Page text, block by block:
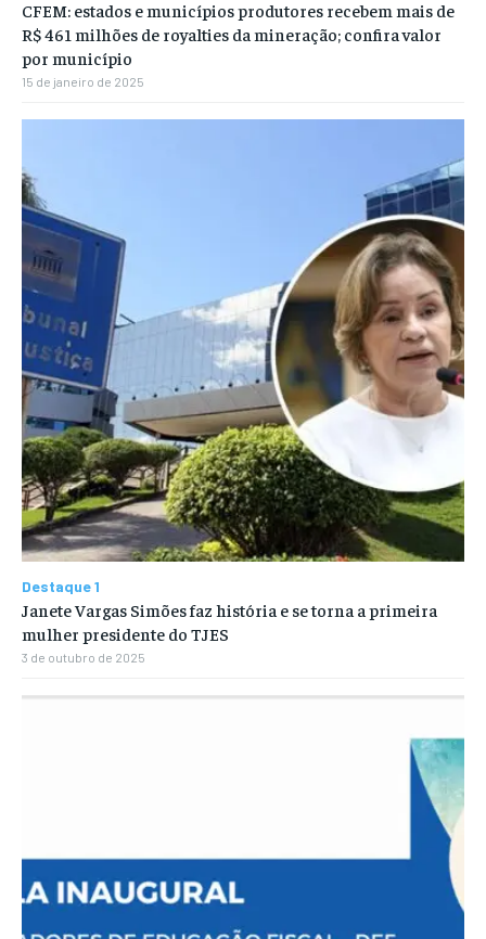
CFEM: estados e municípios produtores recebem mais de
R$ 461 milhões de royalties da mineração; confira valor
por município
15 de janeiro de 2025
Destaque 1
Janete Vargas Simões faz história e se torna a primeira
mulher presidente do TJES
3 de outubro de 2025